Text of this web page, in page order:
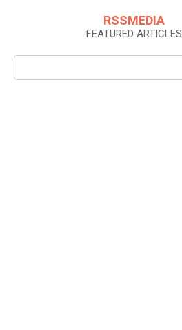
RSSMEDIA
FEATURED ARTICLES
Search: